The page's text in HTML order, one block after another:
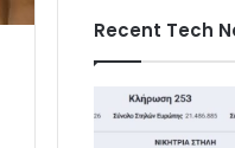
Recent Tech